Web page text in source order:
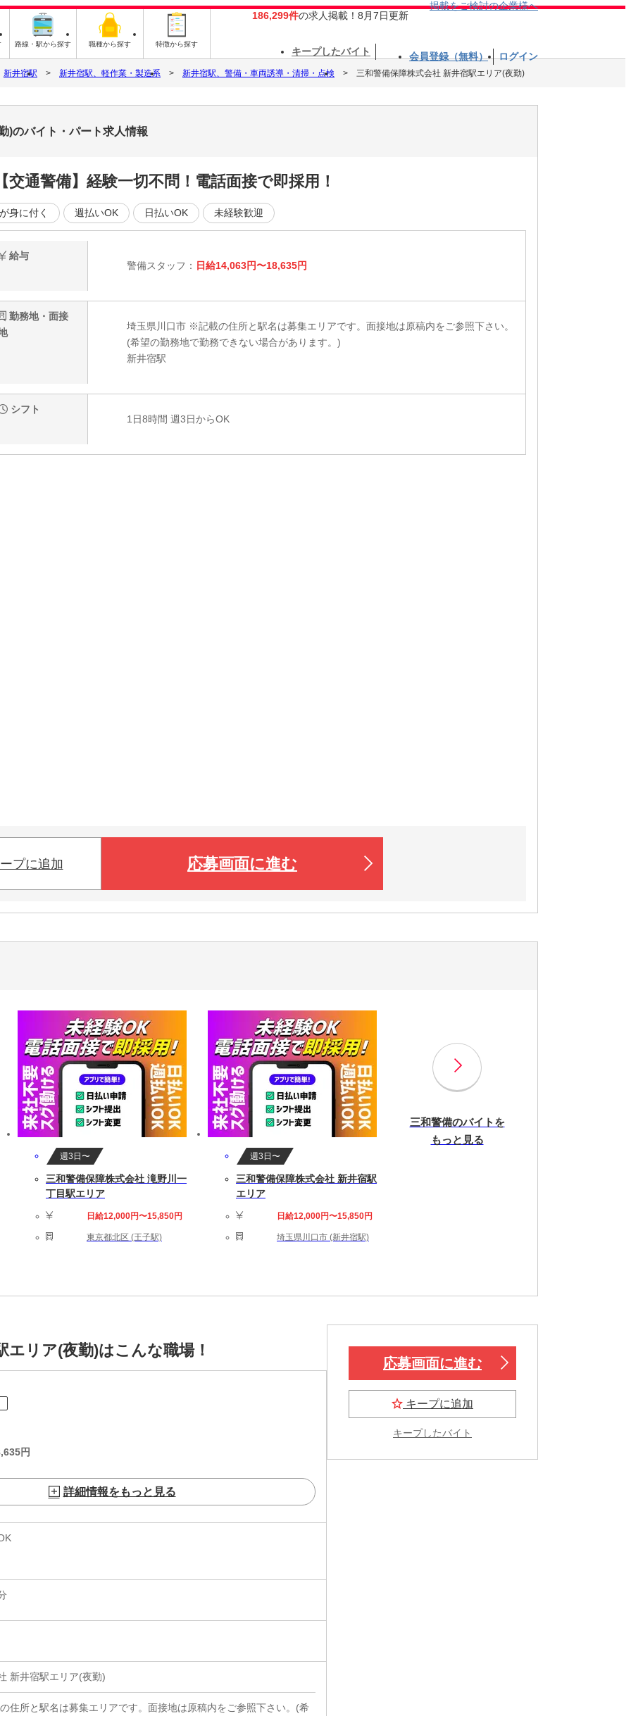
路線・駅から探す 職種から探す 特徴から探す
186,299件の求人掲載！8月7日更新
掲載をご検討の企業様へ
キープしたバイト 会員登録（無料） ログイン
新井宿駅 新井宿駅、軽作業・製造系 新井宿駅、警備・車両誘導・清掃・点検 三和警備保障株式会社 新井宿駅エリア(夜勤)
)のバイト・パート求人情報
通警備】経験一切不問！電話面接で即採用！
身に付く 週払いOK 日払いOK 未経験歓迎
給与
警備スタッフ： 日給14,063円〜18,635円
勤務地・面接
埼玉県川口市 ※記載の住所と駅名は募集エリアです。面接地は原稿内をご参照下さい。
(希望の勤務地で勤務できない場合があります。)
新井宿駅
シフト
1日8時間 週3日からOK
プに追加 応募画面に進む
週3日〜
三和警備保障株式会社 滝野川一
丁目駅エリア
日給12,000円〜15,850円
東京都北区 (王子駅)
週3日〜
三和警備保障株式会社 新井宿駅
エリア
日給12,000円〜15,850円
埼玉県川口市 (新井宿駅)
三和警備のバイトを
もっと見る
エリア(夜勤)はこんな職場！
円
詳細情報をもっと見る
新井宿駅エリア(夜勤)
住所と駅名は募集エリアです。面接地は原稿内をご参照下さい。(希
応募画面に進む
キープに追加
キープしたバイト